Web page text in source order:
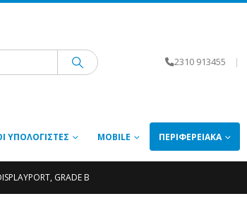
2310 913455 |
ΥΠΟΛΟΓΙΣΤΈΣ MOBILE ΠΕΡΙΦΕΡΕΙΑΚΆ
GRADE B